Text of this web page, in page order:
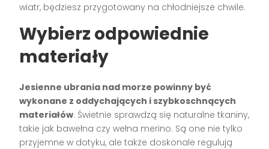
wiatr, będziesz przygotowany na chłodniejsze chwile.
Wybierz odpowiednie
materiały
Jesienne ubrania nad morze powinny być
wykonane z oddychających i szybkoschnących
materiałów. Świetnie sprawdzą się naturalne tkaniny,
takie jak bawełna czy wełna merino. Są one nie tylko
przyjemne w dotyku, ale także doskonale regulują